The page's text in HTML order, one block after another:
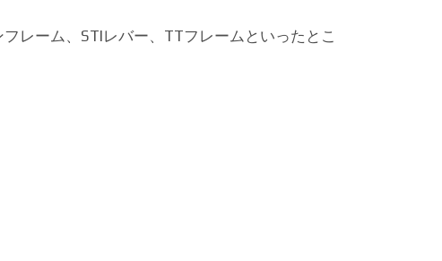
レーム、STIレバー、TTフレームといったとこ